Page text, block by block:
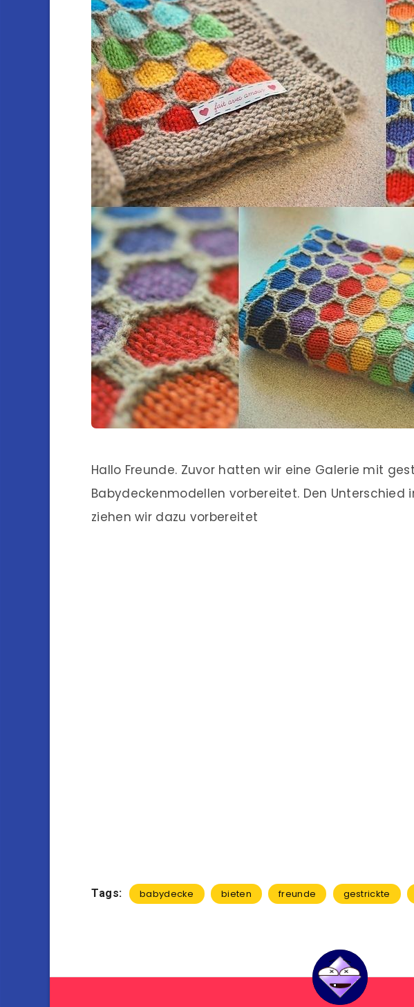
Hallo Freunde. Zuvor hatten wir eine Galerie mit
Babydeckenmodellen vorbereitet. Den Unterschied
ziehen wir dazu vorbereitet
Tags: babydecke bieten freunde gestrickte